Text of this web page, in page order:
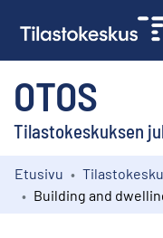
OTOS
Tilastokeskuksen
Kokoelmat
Etusivu